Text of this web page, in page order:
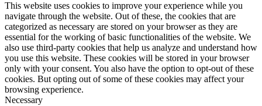
This website uses cookies to improve your experience while you
navigate through the website. Out of these, the cookies that are
categorized as necessary are stored on your browser as they are
essential for the working of basic functionalities of the website. We
also use third-party cookies that help us analyze and understand how
you use this website. These cookies will be stored in your browser
only with your consent. You also have the option to opt-out of these
cookies. But opting out of some of these cookies may affect your
browsing experience.
Necessary